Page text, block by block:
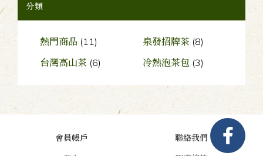
分類
熱門商品 (11) 泉發招牌茶 (8)
台灣高山茶 (6) 冷熱泡茶包 (3)
會員帳戶
聯絡我們